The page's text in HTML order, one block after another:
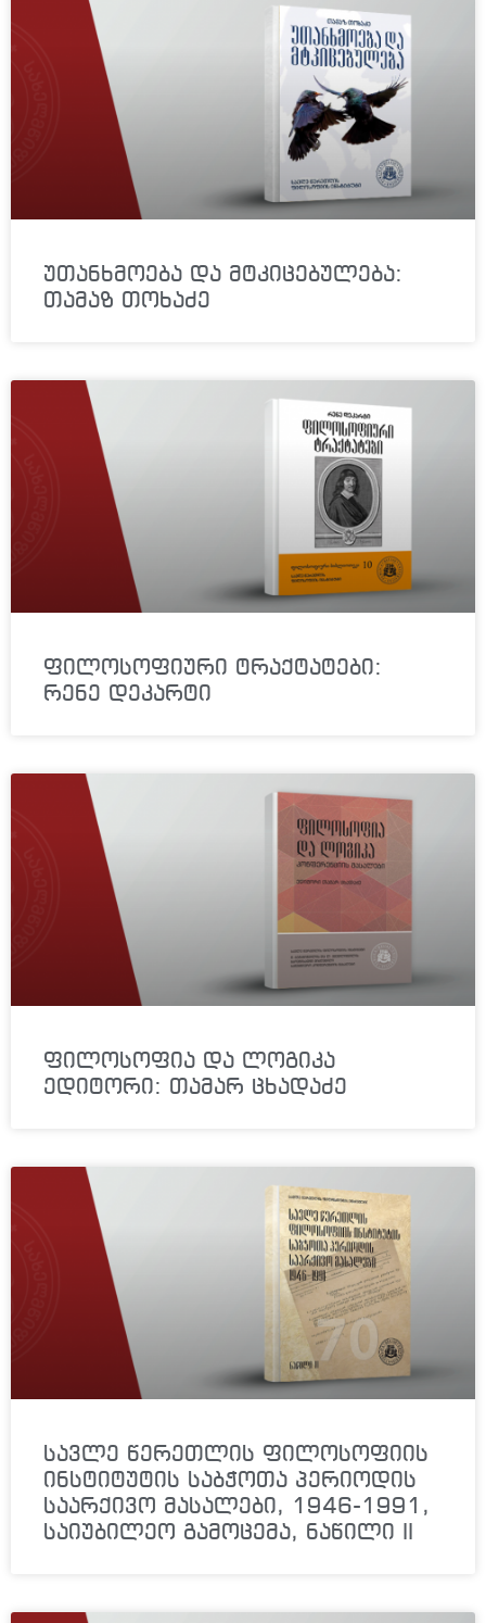
უთანხმოება და მტკიცებულება:
თამაზ თოხაძე
ფილოსოფიური ტრაქტატები:
რენე დეკარტი
ფილოსოფია და ლოგიკა
ედიტორი: თამარ ცხადაძე
სავლე წერეთლის ფილოსოფიის
ინსტიტუტის საბჭოთა პერიოდის
საარქივო მასალები, 1946-1991,
საიუბილეო გამოცემა, ნაწილი II